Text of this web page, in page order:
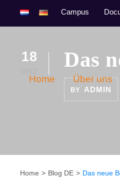
Campus
Home Über uns
18 Das
BY ADMIN
Home Blog DE Das neue